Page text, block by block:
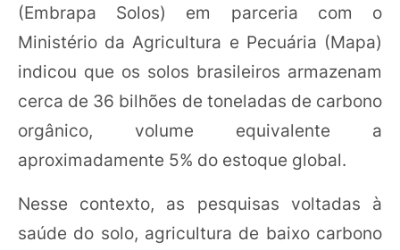
(Embrapa Solos) em parceria com o
Ministério da Agricultura e Pecuária (Mapa)
indicou que os solos brasileiros armazenam
cerca de 36 bilhões de toneladas de carbono
orgânico, volume equivalente a
aproximadamente 5% do estoque global.
Nesse contexto, as pesquisas voltadas à
saúde do solo, agricultura de baixo carbono